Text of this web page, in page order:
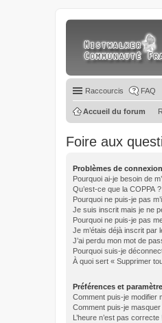
Raccourcis FAQ
Accueil du forum
Foire aux
Problèmes de
Pourquoi ai-je besoin de
Qu’est-ce que la COPPA ?
Pourquoi ne puis-je pas
Je suis inscrit mais je ne
Pourquoi ne puis-je pas
Je m’étais déjà inscrit
J’ai perdu mon mot de
Pourquoi suis-je
À quoi sert « Supprimer
Préférences et
Comment puis-je modifier
Comment puis-je
L’heure n’est pas correcte !